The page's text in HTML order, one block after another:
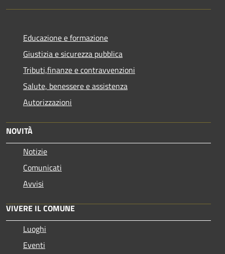
Educazione e formazione
Giustizia e sicurezza pubblica
Tributi,finanze e contravvenzioni
Salute, benessere e assistenza
Autorizzazioni
NOVITÀ
Notizie
Comunicati
Avvisi
VIVERE IL COMUNE
Luoghi
Eventi